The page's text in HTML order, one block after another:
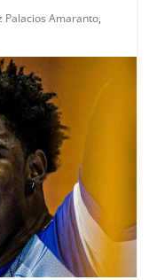
Palacios Amaranto,